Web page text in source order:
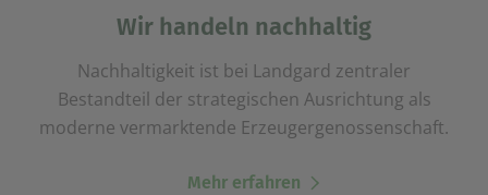
einem erneuten Besuch der Seite schnell wieder zur
Verfügung stellen.
Marketing
Wir verwenden Cookies für Personalisierung, um Ihnen
Inhalte anzuzeigen, die relevanter für Sie sind. So
können wir Ihnen beispielweise Angebote präsentieren,
Wir handeln nachhaltig
Nachhaltigkeit ist bei Landgard zentraler
Bestandteil der strategischen Ausrichtung als
moderne vermarktende Erzeugergenossenschaft.
Mehr erfahren